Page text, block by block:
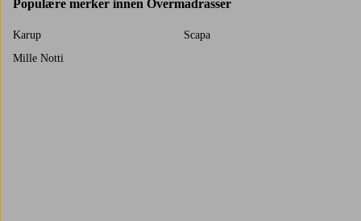
Populære merker innen Overmadrasser
Karup
Scapa
Mille Notti